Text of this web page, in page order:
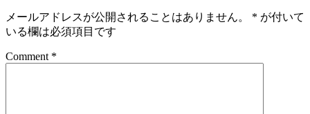
メールアドレスが公開されることはありません。 * が付いて
いる欄は必須項目です
Comment *